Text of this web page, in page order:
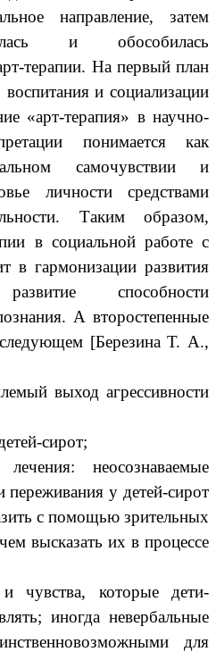
направление, затем
и обособилась
терапии. На первый план
и социализации
«арт-терапия» в научно-
понимается как
самочувствии и
личности средствами
Таким образом,
в социальной работе с
в гармонизации развития
способности
А второстепенные
[Березина Т. А.,
выход агрессивности
сирот;
неосознаваемые
у детей-сирот
с помощью зрительных
высказать их в процессе
чувства, которые дети-
иногда невербальные
для